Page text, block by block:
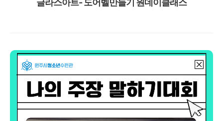
글라스아트- 도어벨만들기 원데이클래스